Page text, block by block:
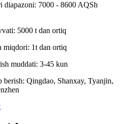
diapazoni: 7000 - 8600 AQSh
5000 t dan ortiq
miqdori: 1t dan ortiq
muddati: 3-45 kun
berish: Qingdao, Shanxay, Tyanjin,